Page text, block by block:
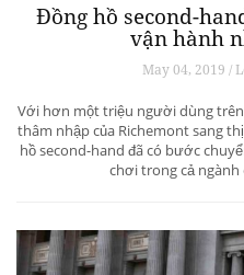
Đồng hồ second-
vận hành
May 04, 2019 /
Với hơn một triệu người dùng
thâm nhập của Richemont sang
hồ second-hand đã có bước
chơi trong cả ngành